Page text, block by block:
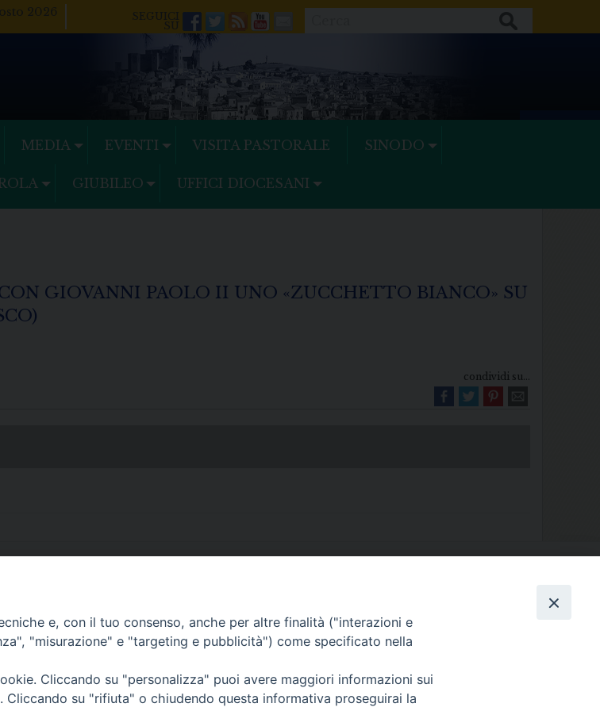
2026
Facebook
Twitter
FeedsYoutube
Mail
MEDIA EVENTI VISITA PASTORALE SINODO
GIUBILEO UFFICI DIOCESANI
GIOVANNI PAOLO II UNO «ZUCCHETTO BIANCO» SU
condividi su...
• Largo Duomo, 12 - 85025 MELFI (PZ) • Tel. 0972238604
ufficiale della Diocesi: diocesi.melfi_rapolla_venosa@legalmail.it
e, con il tuo consenso, anche per altre finalità ("interazioni e
"misurazione" e "targeting e pubblicità") come specificato nella
Cliccando su "personalizza" puoi avere maggiori informazioni sui
su "rifiuta" o chiudendo questa informativa proseguirai la